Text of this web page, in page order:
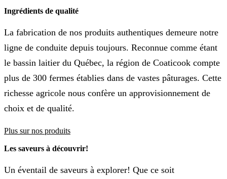
Ingrédients de qualité
La fabrication de nos produits authentiques demeure notre
ligne de conduite depuis toujours. Reconnue comme étant
le bassin laitier du Québec, la région de Coaticook compte
plus de 300 fermes établies dans de vastes pâturages. Cette
richesse agricole nous confère un approvisionnement de
choix et de qualité.
Plus sur nos produits
Les saveurs à découvrir!
Un éventail de saveurs à explorer! Que ce soit